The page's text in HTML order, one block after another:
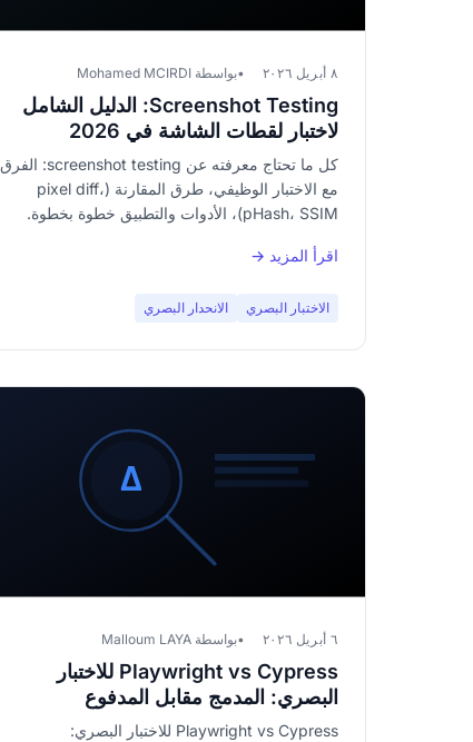
٨ أبريل ٢٠٢٦ بواسطة Mohamed MCIRDI
Screenshot Testing: الدليل الشامل
لاختبار لقطات الشاشة في 2026
كل ما تحتاج معرفته عن screenshot testing: الفرق
مع الاختبار الوظيفي، طرق المقارنة (pixel diff،
pHash، SSIM)، الأدوات والتطبيق خطوة بخطوة.
اقرأ المزيد →
الاختبار البصري الانحدار البصري
٦ أبريل ٢٠٢٦ بواسطة Malloum LAYA
Playwright vs Cypress للاختبار
البصري: المدمج مقابل المدفوع
Playwright vs Cypress للاختبار البصري: